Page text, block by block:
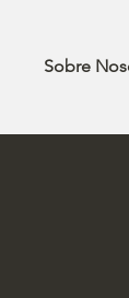
Sobre